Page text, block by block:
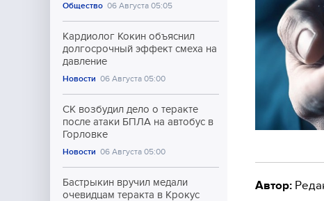
Общество 06 Августа 05:05
Кардиолог Кокин объяснил
долгосрочный эффект смеха на
давление
Новости 06 Августа 05:00
СК возбудил дело о теракте
после атаки БПЛА на автобус в
Горловке
Новости 06 Августа 05:00
Бастрыкин вручил медали
очевидцам теракта в Крокус
Автор: